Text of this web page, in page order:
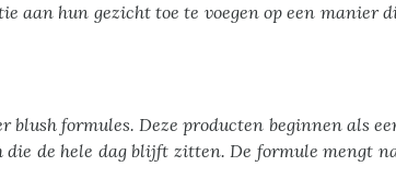
aan hun gezicht toe te voegen op een manier
formules. Deze producten beginnen als
de hele dag blijft zitten. De formule mengt